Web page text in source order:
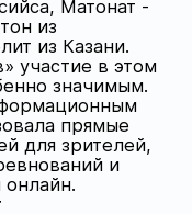
Матонат -
из
из Казани.
участие в этом
значимым.
прямые
для зрителей,
и
онлайн.